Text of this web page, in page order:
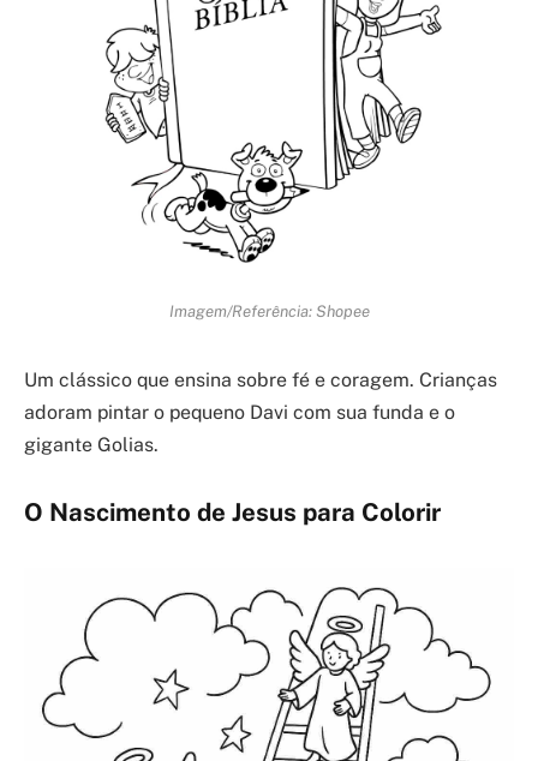
Imagem/Referência: Shopee
Um clássico que ensina sobre fé e coragem. Crianças
adoram pintar o pequeno Davi com sua funda e o
gigante Golias.
O Nascimento de Jesus para Colorir